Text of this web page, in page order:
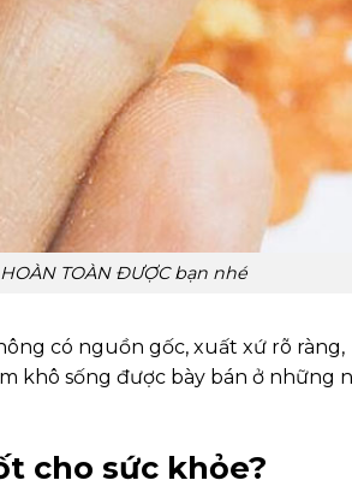
TOÀN ĐƯỢC bạn nhé
có nguồn gốc, xuất xứ rõ ràng,
khô sống được bày bán ở những
cho sức khỏe?